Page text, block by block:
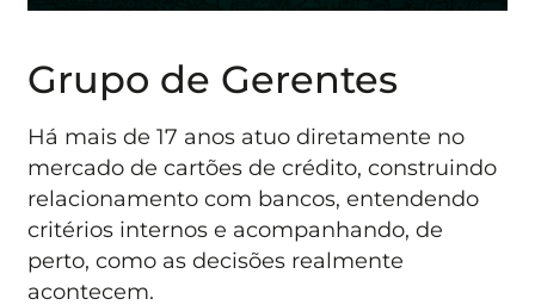
Grupo de Gerentes
Há mais de 17 anos atuo diretamente no
mercado de cartões de crédito, construindo
relacionamento com bancos, entendendo
critérios internos e acompanhando, de
perto, como as decisões realmente
acontecem.